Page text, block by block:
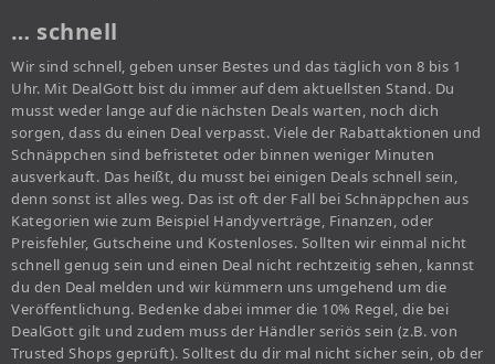
… schnell
Wir sind schnell, geben unser Bestes und das täglich von 8 bis 1
Uhr. Mit DealGott bist du immer auf dem aktuellsten Stand. Du
musst weder lange auf die nächsten Deals warten, noch dich
sorgen, dass du einen Deal verpasst. Viele der Rabattaktionen und
Schnäppchen sind befristetet oder binnen weniger Minuten
ausverkauft. Das heißt, du musst bei einigen Deals schnell sein,
denn sonst ist alles weg. Das ist oft der Fall bei Schnäppchen aus
Kategorien wie zum Beispiel Handyverträge, Finanzen, oder
Preisfehler, Gutscheine und Kostenloses. Sollten wir einmal nicht
schnell genug sein und einen Deal nicht rechtzeitig sehen, kannst
du den Deal melden und wir kümmern uns umgehend um die
Veröffentlichung. Bedenke dabei immer die 10% Regel, die bei
DealGott gilt und zudem muss der Händler seriös sein (z.B. von
Trusted Shops geprüft). Solltest du dir mal nicht sicher sein, ob der